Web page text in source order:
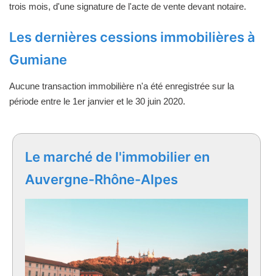
trois mois, d'une signature de l'acte de vente devant notaire.
Les dernières cessions immobilières à
Gumiane
Aucune transaction immobilière n'a été enregistrée sur la
période entre le 1er janvier et le 30 juin 2020.
Le marché de l'immobilier en
Auvergne-Rhône-Alpes